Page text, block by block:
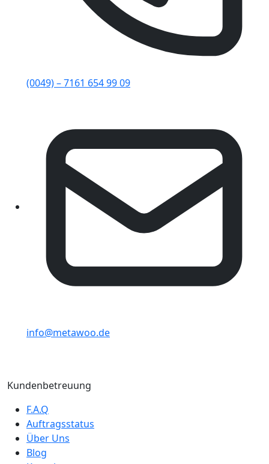
(0049) – 7161 654 99 09
info@metawoo.de
Kundenbetreuung
F.A.Q
Auftragsstatus
Über Uns
Blog